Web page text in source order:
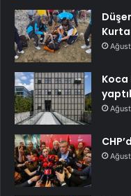
Koca